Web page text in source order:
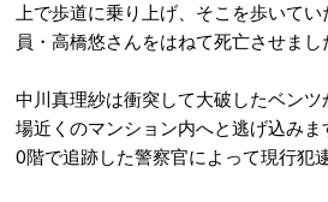
上で歩道に乗り上げ、そこを歩いて
員・高橋悠さんをはねて死亡させまし
中川真理紗は衝突して大破したベン
場近くのマンション内へと逃げ込み
0階で追跡した警察官によって現行犯